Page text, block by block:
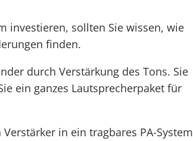
investieren, sollten Sie wissen, wie
finden.
durch Verstärkung des Tons. Sie
ein ganzes Lautsprecherpaket für
in ein tragbares PA-System